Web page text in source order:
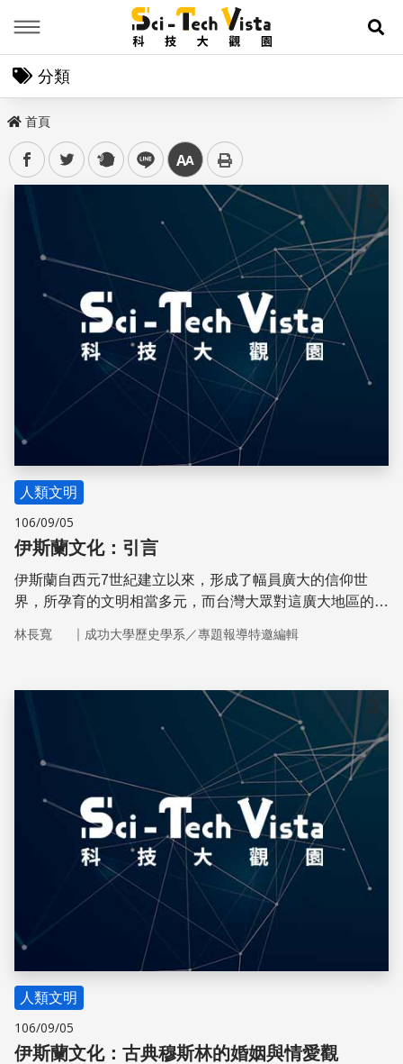
展
分類
首頁
facebooktwitter plurk line 中
儲存
人類文明
106/09/05
伊斯蘭文化：引言
伊斯蘭自西元7世紀建立以來，形成了幅員廣大的信仰世
界，所孕育的文明相當多元，而台灣大眾對這廣大地區的文
林長寬 ｜ 成功大學歷史學系／專題報導特邀編輯
儲存
人類文明
106/09/05
伊斯蘭文化：古典穆斯林的婚姻與情愛觀